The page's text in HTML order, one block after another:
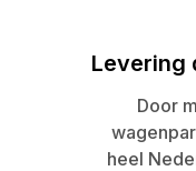
Levering
Door
heel